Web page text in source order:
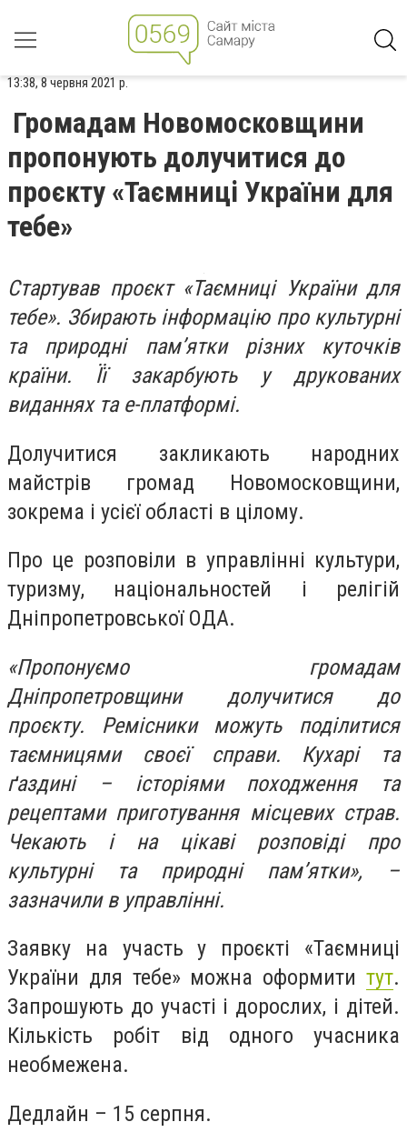
13:38, 8 червня 2021 р.
Громадам Новомосковщини
пропонують долучитися до
проєкту «Таємниці України для
тебе»
Стартував проєкт «Таємниці України для
тебе». Збирають інформацію про культурні
та природні пам’ятки різних куточків
країни. Її закарбують у друкованих
виданнях та е-платформі.
Долучитися закликають народних
майстрів громад Новомосковщини,
зокрема і усієї області в цілому.
Про це розповіли в управлінні культури,
туризму, національностей і релігій
Дніпропетровської ОДА.
«Пропонуємо громадам
Дніпропетровщини долучитися до
проєкту. Ремісники можуть поділитися
таємницями своєї справи. Кухарі та
ґаздині – історіями походження та
рецептами приготування місцевих страв.
Чекають і на цікаві розповіді про
культурні та природні пам’ятки», –
зазначили в управлінні.
Заявку на участь у проєкті «Таємниці
України для тебе» можна оформити тут.
Запрошують до участі і дорослих, і дітей.
Кількість робіт від одного учасника
необмежена.
Дедлайн – 15 серпня.